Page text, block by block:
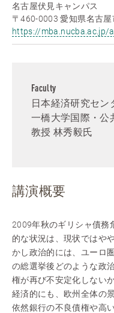
名古屋伏見キャンパス
〒460-0003 愛知県名古屋
https://mba.nucba.ac.jp/
Faculty
日本経済研究セン
一橋大学国際・公
教授 林秀毅氏
講演概要
2009年秋のギリシャ債務
的な状況は、現状ではや
かし政治的には、ユーロ
の総選挙後どのような政
権が再び不安定化しない
経済的にも、欧州全体の
依然銀行の不良債権や高